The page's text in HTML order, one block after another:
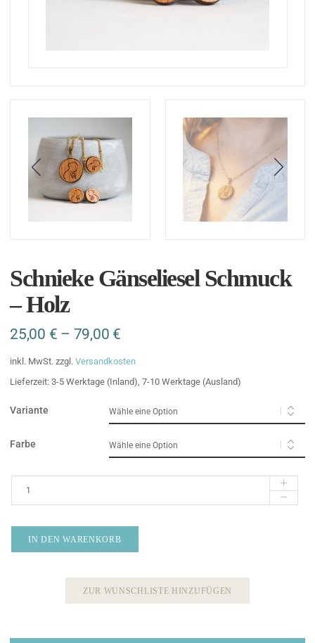
Schnieke Gänseliesel Schmuck
– Holz
25,00 € – 79,00 €
inkl. MwSt. zzgl. Versandkosten
Lieferzeit: 3-5 Werktage (Inland), 7-10 Werktage (Ausland)
Variante
Farbe
IN DEN WARENKORB
ZUR WUNSCHLISTE HINZUFÜGEN